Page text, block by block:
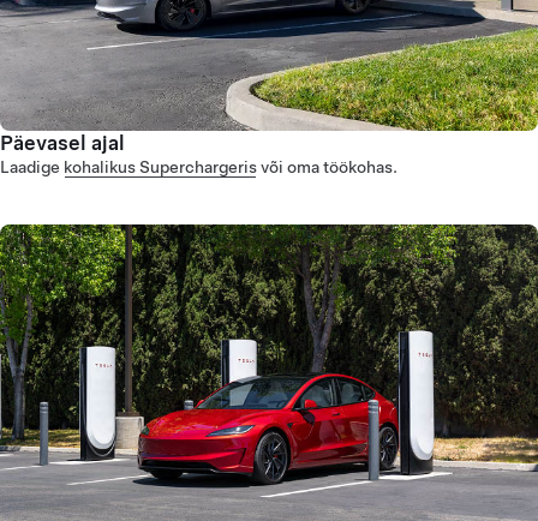
Päevasel ajal
Laadige kohalikus Superchargerisvõi oma töökohas.